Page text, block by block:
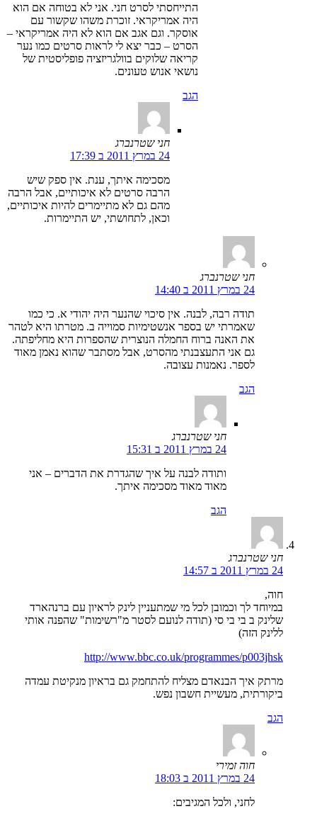
התייחסתי לסרט חני. אני לא בטוחה אם הוא
היה אמריקראי. זוכרת משהו שקשור עם
אוסקר. וגם אגב אם הוא לא היה אמריקראי –
הסרט – כבר יצא לי לראות סרטים כמו נער
קריאה שלוקים בוולגריזציה פופליסטית של
נושאי אנוש טעונים.
הגב
חני שטרנברג
24 במרץ 2011 ב 17:39
מסכימה איתך, ענת. אין ספק שיש
הרבה סרטים לא איכותיים, אבל הרבה
מהם גם לא מתיימרים להיות איכותיים,
וכאן, לתחושתי, יש התיימרות.
חני שטרנברג
24 במרץ 2011 ב 14:40
תודה רבה, לבנה. אין סיכוי שהנער היה יהודי א. כי כמו
שאמרתי יש בספר אנשטימיות סמוייה ב. מטרתו היא לטהר
את האנה ברוח החמלה הנוצרית שהספרות היא מחליפתה.
גם אני התעצבנתי מהסרט, אבל מסתבר שהוא נאמן מאוד
לספר. נאמנות עצובה.
הגב
חני שטרנברג
24 במרץ 2011 ב 15:31
ותודה לבנה על איך שהגדרת את הדברים – אני
מאוד מאוד מסכימה איתך.
הגב
חני שטרנברג
24 במרץ 2011 ב 14:57
חוה,
במיוחד לך וכמובן לכל מי שמתעניין לינק לראיון עם ברנהארד
שלינק ב בי בי סי (תודה לנועם לסטר מ"רשימות" שהפנה אותי
ללינק הזה)
http://www.bbc.co.uk/programmes/p003jhsk
מרתק איך הבנאדם מצליח להתחמק גם בראיון מנקיטת עמדה
ביקורתית, מעשיית חשבון נפש.
הגב
חוה זמירי
24 במרץ 2011 ב 18:03
לחני, ולכל המגיבים: